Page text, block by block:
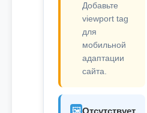
Добавьте
viewport tag
для
мобильной
адаптации
сайта.
🖼️Отсутствует